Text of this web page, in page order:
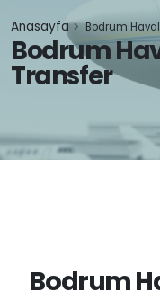
Bodrum
Transfer
Anasayfa Bodrum
Bodrum